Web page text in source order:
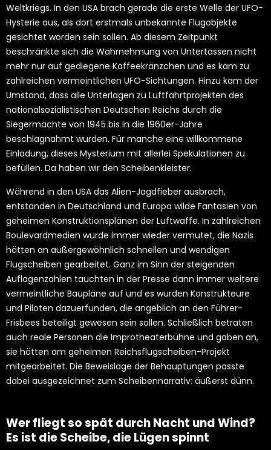
Weltkriegs. In den USA brach gerade die erste Welle der UFO-
Hysterie aus, als dort erstmals unbekannte Flugobjekte
gesichtet worden sein sollen. Ab diesem Zeitpunkt
beschränkte sich die Wahrnehmung von Untertassen nicht
mehr nur auf gediegene Kaffeekränzchen und es kam zu
zahlreichen vermeintlichen UFO-Sichtungen. Hinzu kam der
Umstand, dass alle Unterlagen zu Luftfahrtprojekten des
nationalsozialistischen Deutschen Reichs durch die
Siegermächte von 1945 bis in die 1960er-Jahre
beschlagnahmt wurden. Für manche eine willkommene
Einladung, dieses Mysterium mit allerlei Spekulationen zu
befüllen. Da haben wir den Scheibenkleister.
Während in den USA das Alien-Jagdfieber ausbrach,
entstanden in Deutschland und Europa wilde Fantasien von
geheimen Konstruktionsplänen der Luftwaffe. In zahlreichen
Boulevardmedien wurde immer wieder vermutet, die Nazis
hätten an außergewöhnlich schnellen und wendigen
Flugscheiben gearbeitet. Ganz im Sinn der steigenden
Auflagenzahlen tauchten in der Presse dann immer weitere
vermeintliche Baupläne auf und es wurden Konstrukteure
und Piloten dazuerfunden, die angeblich an den Führer-
Frisbees beteiligt gewesen sein sollen. Schließlich betraten
auch reale Personen die Improtheaterbühne und gaben an,
sie hätten am geheimen Reichsflugscheiben-Projekt
mitgearbeitet. Die Beweislage der Behauptungen passte
dabei ausgezeichnet zum Scheibennarrativ: äußerst dünn.
Wer fliegt so spät durch Nacht und Wind?
Es ist die Scheibe, die Lügen spinnt